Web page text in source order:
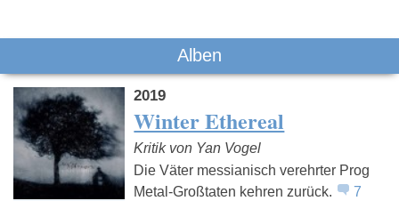
Alben
2019
Winter Ethereal
Kritik von Yan Vogel
Die Väter messianisch verehrter Prog
Metal-Großtaten kehren zurück.
7